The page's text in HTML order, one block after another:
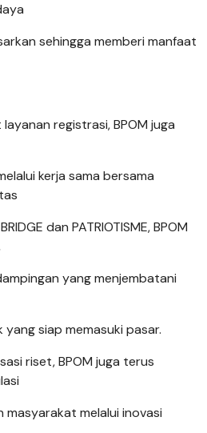
sehingga memberi manfaat
registrasi, BPOM juga
kerja sama bersama
dan PATRIOTISME, BPOM
yang menjembatani
siap memasuki pasar.
riset, BPOM juga terus
masyarakat melalui inovasi